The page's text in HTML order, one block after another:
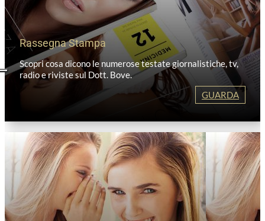
Rassegna Stampa
Scopri cosa dicono le numerose testate giornalistiche, tv,
radio e riviste sul Dott. Bove.
GUARDA